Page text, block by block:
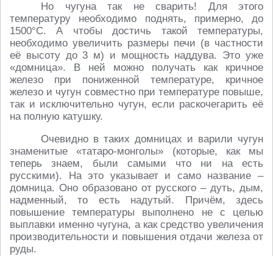
Но чугуна так не сварить! Для этого
температуру необходимо поднять, примерно, до
1500°С. А чтобы достичь такой температуры,
необходимо увеличить размеры печи (в частности
её высоту до 3 м) и мощность наддува. Это уже
«домница». В ней можно получать как кричное
железо при пониженной температуре, кричное
железо и чугун совместно при температуре повыше,
так и исключительно чугун, если раскочегарить её
на полную катушку.
Очевидно в таких домницах и варили чугун
знаменитые «татаро-монголы» (которые, как мы
теперь знаем, были самыми что ни на есть
русскими). На это указывает и само название –
домница. Оно образовано от русского – дуть, дым,
надменный, то есть надутый. Причём, здесь
повышение температуры выполнено не с целью
выплавки именно чугуна, а как средство увеличения
производительности и повышения отдачи железа от
руды.